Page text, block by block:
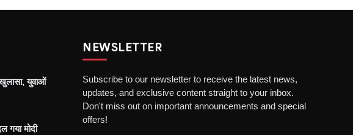
युवाओं
गया मोदी
NEWSLETTER
Subscribe to our newsletter to receive the latest news,
updates, and exclusive content straight to your inbox.
Don't miss out on important announcements and special
offers!